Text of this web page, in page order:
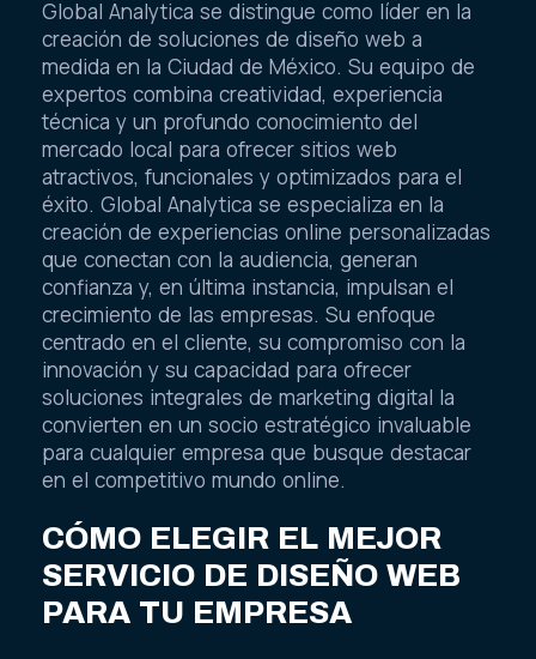
Global Analytica se distingue como líder en la
creación de soluciones de diseño web a
medida en la Ciudad de México. Su equipo de
expertos combina creatividad, experiencia
técnica y un profundo conocimiento del
mercado local para ofrecer sitios web
atractivos, funcionales y optimizados para el
éxito. Global Analytica se especializa en la
creación de experiencias online personalizadas
que conectan con la audiencia, generan
confianza y, en última instancia, impulsan el
crecimiento de las empresas. Su enfoque
centrado en el cliente, su compromiso con la
innovación y su capacidad para ofrecer
soluciones integrales de marketing digital la
convierten en un socio estratégico invaluable
para cualquier empresa que busque destacar
en el competitivo mundo online.
CÓMO ELEGIR EL MEJOR
SERVICIO DE DISEÑO WEB
PARA TU EMPRESA